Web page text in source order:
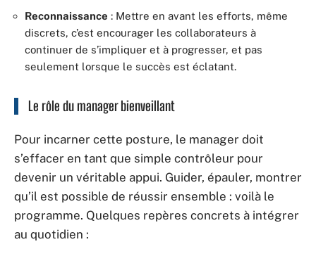
Reconnaissance : Mettre en avant les efforts, même
discrets, c’est encourager les collaborateurs à
continuer de s’impliquer et à progresser, et pas
seulement lorsque le succès est éclatant.
Le rôle du manager bienveillant
Pour incarner cette posture, le manager doit
s’effacer en tant que simple contrôleur pour
devenir un véritable appui. Guider, épauler, montrer
qu’il est possible de réussir ensemble : voilà le
programme. Quelques repères concrets à intégrer
au quotidien :